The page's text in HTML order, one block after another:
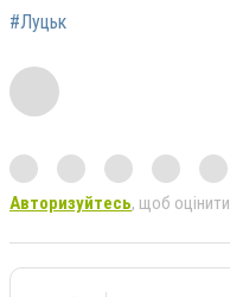
#Луцьк
Авторизуйтесь, щоб оцінити